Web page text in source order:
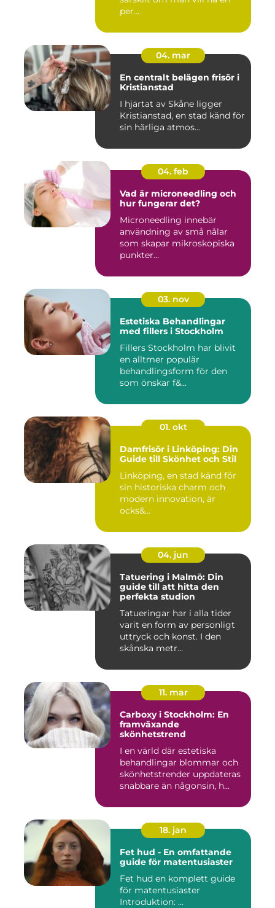
per...
04. mar
En centralt belägen frisör i
Kristianstad
I hjärtat av Skåne ligger
Kristianstad, en stad känd för
sin härliga atmos...
04. feb
Vad är microneedling och
hur fungerar det?
Microneedling innebär
användning av små nålar
som skapar mikroskopiska
punkter...
03. nov
Estetiska Behandlingar
med fillers i Stockholm
Fillers Stockholm har blivit
en alltmer populär
behandlingsform för den
som önskar f&...
01. okt
Damfrisör i Linköping: Din
Guide till Skönhet och Stil
Linköping, en stad känd för
sin historiska charm och
modern innovation, är
ocks&...
04. jun
Tatuering i Malmö: Din
guide till att hitta den
perfekta studion
Tatueringar har i alla tider
varit en form av personligt
uttryck och konst. I den
skånska metr...
11. mar
Carboxy i Stockholm: En
framväxande
skönhetstrend
I en värld där estetiska
behandlingar blommar och
skönhetstrender uppdateras
snabbare än någonsin, h...
18. jan
Fet hud - En omfattande
guide för matentusiaster
Fet hud en komplett guide
för matentusiaster
Introduktion: ...